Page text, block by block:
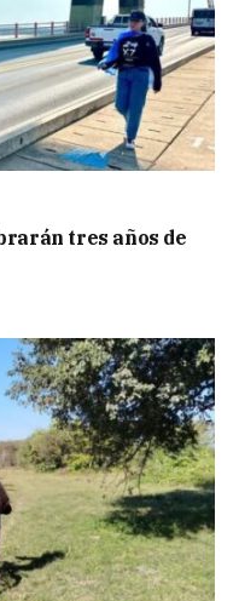
tres años de